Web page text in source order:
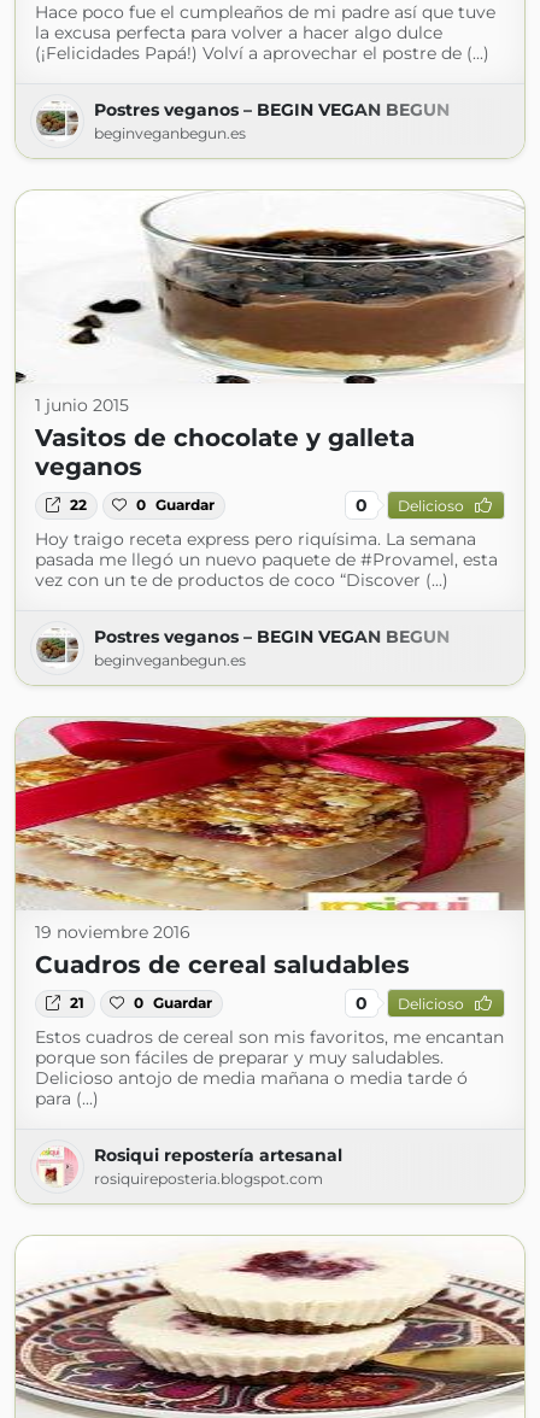
Hace poco fue el cumpleaños de mi padre así que tuve
la excusa perfecta para volver a hacer algo dulce
(¡Felicidades Papá!) Volví a aprovechar el postre de (...)
Postres veganos – BEGIN VEGAN BEGUN
beginveganbegun.es
1 junio 2015
Vasitos de chocolate y galleta
veganos
22 0 Guardar 0 Delicioso
Hoy traigo receta express pero riquísima. La semana
pasada me llegó un nuevo paquete de #Provamel, esta
vez con un te de productos de coco “Discover (...)
Postres veganos – BEGIN VEGAN BEGUN
beginveganbegun.es
19 noviembre 2016
Cuadros de cereal saludables
21 0 Guardar 0 Delicioso
Estos cuadros de cereal son mis favoritos, me encantan
porque son fáciles de preparar y muy saludables.
Delicioso antojo de media mañana o media tarde ó
para (...)
Rosiqui repostería artesanal
rosiquireposteria.blogspot.com